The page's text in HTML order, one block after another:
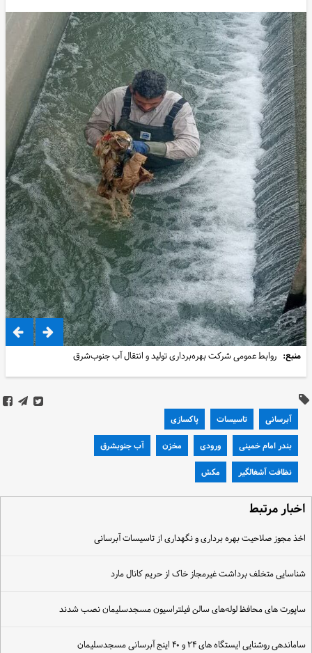
منبع: روابط عمومی شرکت بهره‌برداری تولید و انتقال آب جنوب‌شرق
آبرسانی تاسیسات پاکسازی
بندر امام خمینی ورودی مخزن آب جنوبشرق
نظافت آشغالگیر مکش
اخبار مرتبط
اخذ مجوز صلاحیت بهره برداری و نگهداری از تاسیسات آبرسانی
شناسایی متخلف برداشت غیرمجاز خاک از حریم کانال مارد
ساپورت های محافظ لوله‌های سالن فیلتراسیون مسجدسلیمان نصب شدند
ساماندهی روشنایی ایستگاه های ۲۴ و ۴۰ اینج آبرسانی مسجدسلیمان